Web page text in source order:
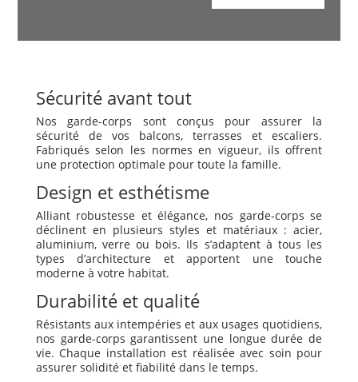
Sécurité avant tout
Nos garde-corps sont conçus pour assurer la
sécurité de vos balcons, terrasses et escaliers.
Fabriqués selon les normes en vigueur, ils offrent
une protection optimale pour toute la famille.
Design et esthétisme
Alliant robustesse et élégance, nos garde-corps se
déclinent en plusieurs styles et matériaux : acier,
aluminium, verre ou bois. Ils s’adaptent à tous les
types d’architecture et apportent une touche
moderne à votre habitat.
Durabilité et qualité
Résistants aux intempéries et aux usages quotidiens,
nos garde-corps garantissent une longue durée de
vie. Chaque installation est réalisée avec soin pour
assurer solidité et fiabilité dans le temps.